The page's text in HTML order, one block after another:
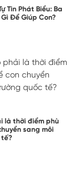
Tin Phát Biểu: Ba
Gì Để Giúp Con?
là thời điểm phù
sang môi